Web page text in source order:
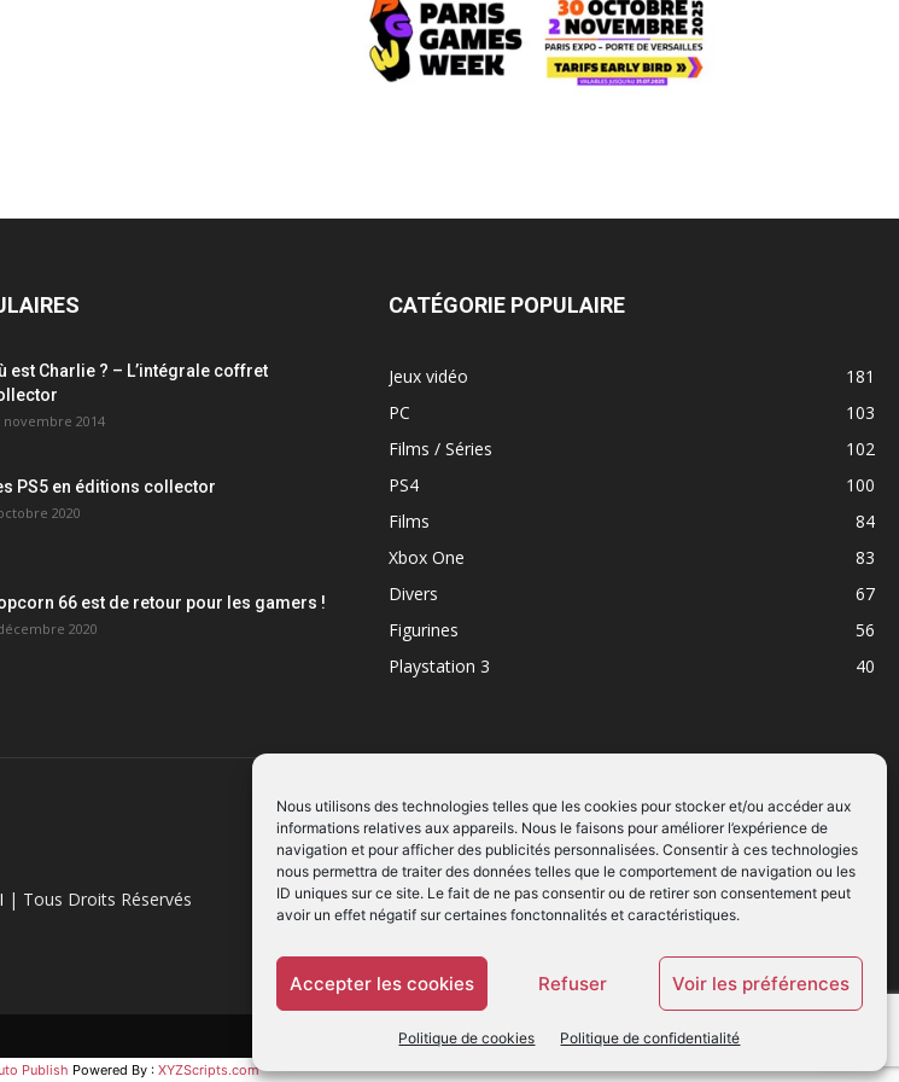
Nous utilisons des technologies telles que les cookies pour stocker et/ou accéder aux
informations relatives aux appareils. Nous le faisons pour améliorer l’expérience de
navigation et pour afficher des publicités personnalisées. Consentir à ces technologies
nous permettra de traiter des données telles que le comportement de navigation ou les
ID uniques sur ce site. Le fait de ne pas consentir ou de retirer son consentement peut
avoir un effet négatif sur certaines fonctonnalités et caractéristiques.
Accepter les cookies Refuser Voir les préférences
Politique de cookies Politique de confidentialité
est Charlie ? – L’intégrale coffret
novembre 2014
PS5 en éditions collector
2020
66 est de retour pour les gamers !
2020
CATÉGORIE POPULAIRE
Jeux vidéo
181
PC
103
Films / Séries
102
PS4
100
Films
84
Xbox One
83
Divers
67
Figurines
56
Playstation 3
40
| Tous Droits Réservés
SUIVEZ NOUS
Publish Powered By : XYZScripts.com